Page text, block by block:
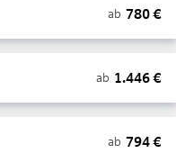
ab 780€
ab 1.446€
ab 794€